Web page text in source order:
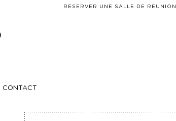
RESERVER UNE SALLE DE REUNION
CONTACT